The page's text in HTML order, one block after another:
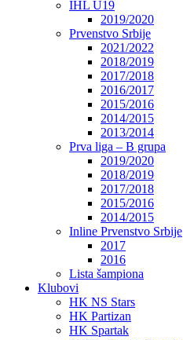
IHL U19
2019/2020
Prvenstvo Srbije
2021/2022
2018/2019
2017/2018
2016/2017
2015/2016
2014/2015
2013/2014
Prva liga – B grupa
2019/2020
2018/2019
2017/2018
2015/2016
2014/2015
Inline Prvenstvo Srbije
2017
2016
Lista šampiona
Klubovi
HK NS Stars
HK Partizan
HK Spartak